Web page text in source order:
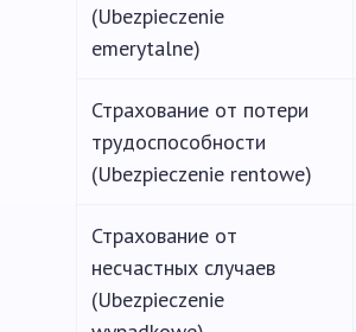
(Ubezpieczenie
emerytalne)
Страхование от потери
трудоспособности
(Ubezpieczenie rentowe)
Страхование от
несчастных случаев
(Ubezpieczenie